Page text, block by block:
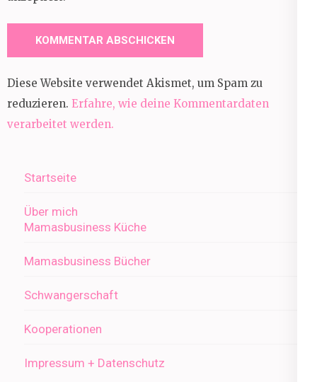
Diese Website verwendet Akismet, um Spam zu
reduzieren. Erfahre, wie deine Kommentardaten
verarbeitet werden.
Startseite
Über mich
Mamasbusiness Küche
Mamasbusiness Bücher
Schwangerschaft
Kooperationen
Impressum + Datenschutz